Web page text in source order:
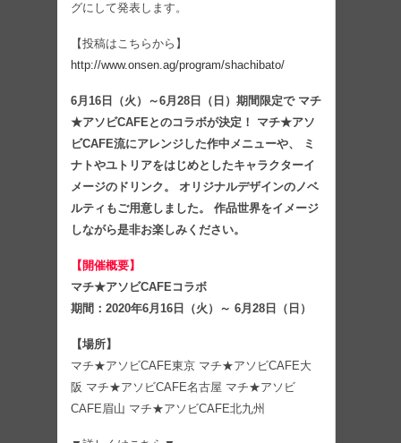
グにして発表します。
【投稿はこちらから】
http://www.onsen.ag/program/shachibato/
6月16日（火）～6月28日（日）期間限定で マチ
★アソビCAFEとのコラボが決定！ マチ★アソ
ビCAFE流にアレンジした作中メニューや、 ミ
ナトやユトリアをはじめとしたキャラクターイ
メージのドリンク。 オリジナルデザインのノベ
ルティもご用意しました。 作品世界をイメージ
しながら是非お楽しみください。
【開催概要】
マチ★アソビCAFEコラボ
期間：2020年6月16日（火）～ 6月28日（日）
【場所】
マチ★アソビCAFE東京 マチ★アソビCAFE大
阪 マチ★アソビCAFE名古屋 マチ★アソビ
CAFE眉山 マチ★アソビCAFE北九州